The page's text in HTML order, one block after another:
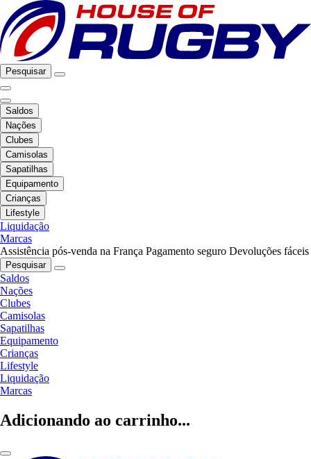
Pesquisar
Saldos
Nações
Clubes
Camisolas
Sapatilhas
Equipamento
Crianças
Lifestyle
Liquidação
Marcas
Assistência pós-venda na França Pagamento seguro Devoluções fáceis
Pesquisar
Saldos
Nações
Clubes
Camisolas
Sapatilhas
Equipamento
Crianças
Lifestyle
Liquidação
Marcas
Adicionando ao carrinho...